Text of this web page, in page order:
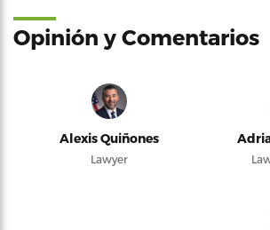
Opinión y Comentarios
Alexis Quiñones
Lawyer